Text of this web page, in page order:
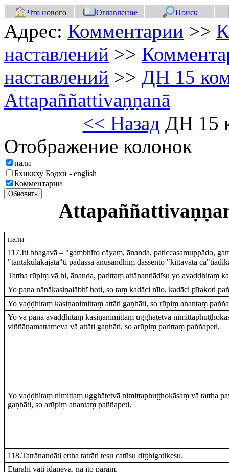
Что нового Оглавление Поиск
Адрес: Комментарии >>
наставлений >>
наставлений >> ДН 15
Attapaññattivaṇṇanā
<< Назад ДН 15
Отображение колонок
пали
Бхиккху Бодхи - english
Комментарии
Обновить
пали
117.Iti bhagavā – "gambhīro cāyaṃ, ānanda, paṭiccasamuppādo,
"tantākulakajātā"ti padassa anusandhiṃ dassento "kittāvatā
Tattha rūpiṃ vā hi, ānanda, parittaṃ attānantiādīsu yo avaḍḍhitaṃ
Yo pana nānākasiṇalābhī hoti, so taṃ kadāci nīlo, kadāci pītakoti
Yo vaḍḍhitaṃ kasiṇanimittaṃ attāti gaṇhāti, so rūpiṃ anantaṃ
Yo vā pana avaḍḍhitaṃ kasiṇanimittaṃ ugghāṭetvā
viññāṇamattameva vā attāti gaṇhāti, so arūpiṃ parittaṃ paññapeti.
Yo vaḍḍhitaṃ nimittaṃ ugghāṭetvā nimittaphuṭṭhokāsaṃ vā tattha
gaṇhāti, so arūpiṃ anantaṃ paññapeti.
118.Tatrānandāti ettha tatrāti tesu catūsu diṭṭhigatikesu.
Etarahi vāti idāneva, na ito paraṃ.